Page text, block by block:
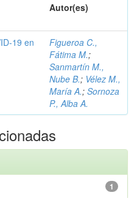
Autor(es)
19 en
Figueroa C.,
Fátima M.;
Sanmartín M.,
Nube B.; Vélez M.,
María A.; Sornoza
P., Alba A.
1